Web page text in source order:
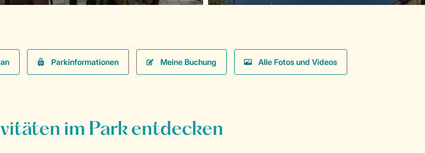
Parkinformationen Meine Buchung Alle Fotos und Videos